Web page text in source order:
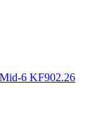
6 KF902.26